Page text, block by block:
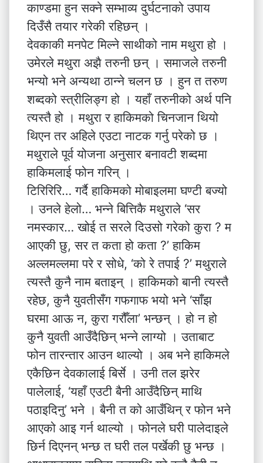
काण्डमा हुन सक्ने सम्भाव्य दुर्घटनाको उपाय
दिउँसै तयार गरेकी रहिछन् ।
देवकाकी मनपेट मिल्ने साथीको नाम मथुरा हो ।
उमेरले मथुरा अझै तरुनी छन् । समाजले तरुनी
भन्यो भने अन्यथा ठान्ने चलन छ । हुन त तरुण
शब्दको स्त्रीलिङ्ग हो । यहाँ तरुनीको अर्थ पनि
त्यस्तै हो । मथुरा र हाकिमको चिनजान थियो
थिएन तर अहिले एउटा नाटक गर्नु परेको छ ।
मथुराले पूर्व योजना अनुसार बनावटी शब्दमा
हाकिमलाई फोन गरिन् ।
टिरिरिरि… गर्दै हाकिमको मोबाइलमा घण्टी बज्यो
। उनले हेलो… भन्ने बित्तिकै मथुराले ‘सर
नमस्कार… खोई त सरले दिउसो गरेको कुरा ? म
आएकी छु, सर त कता हो कता ?’ हाकिम
अल्लमल्लमा परे र सोधे, ‘को रे तपाई ?’ मथुराले
त्यस्तै कुनै नाम बताइन् । हाकिमको बानी त्यस्तै
रहेछ, कुनै युवतीसँग गफगाफ भयो भने ‘साँझ
घरमा आऊ न, कुरा गरौँला’ भन्छन् । हो न हो
कुनै युवती आउँदैछिन् भन्ने लाग्यो । उताबाट
फोन तारन्तार आउन थाल्यो । अब भने हाकिमले
एकैछिन देवकालाई बिर्से । उनी तल झरेर
पालेलाई, ‘यहाँ एउटी बैनी आउँदैछिन् माथि
पठाइदिनु’ भने । बैनी त को आउँथिन् र फोन भने
आएको आइ गर्न थाल्यो । फोनले घरी पालेदाइले
छिर्न दिएनन् भन्छ त घरी तल पर्खेकी छु भन्छ ।